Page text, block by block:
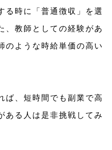
る時に「普通徴収」を選
、教師としての経験があ
のような時給単価の高い
ば、短時間でも副業で高
ある人は是非挑戦してみ